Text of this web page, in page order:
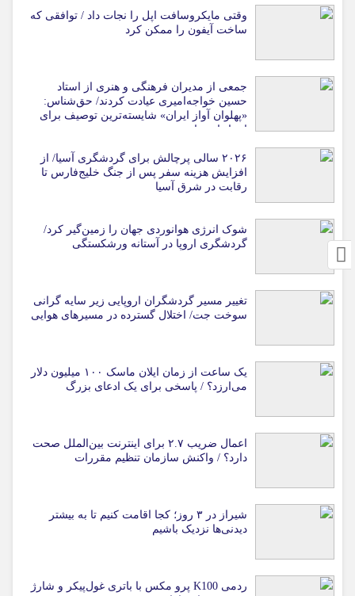
وقتی مایکروسافت اپل را نجات داد / توافقی که
ساخت آیفون را ممکن کرد
جمعی از مدیران فرهنگی و هنری از استاد
حسین خواجه‌امیری عیادت کردند/ حق‌شناس:
«پهلوان آواز ایران» شایسته‌ترین توصیف برای
استاد ایرج است
۲۰۲۶ سالی پرچالش برای گردشگری آسیا/ از
افزایش هزینه سفر پس از جنگ خلیج‌فارس تا
رقابت در شرق آسیا
شوک انرژی هوانوردی جهان را زمین‌گیر کرد/
گردشگری اروپا در آستانه ورشکستگی
تغییر مسیر گردشگران اروپایی زیر سایه گرانی
سوخت جت/ اختلال گسترده در مسیرهای هوایی
یک ساعت از زمان ایلان ماسک ۱۰۰ میلیون دلار
می‌ارزد؟ / پاسخی برای یک ادعای بزرگ
اعمال ضریب ۲.۷ برای اینترنت بین‌الملل صحت
دارد؟ / واکنش سازمان تنظیم مقررات
شیراز در ۳ روز؛ کجا اقامت کنیم تا به بیشتر
دیدنی‌ها نزدیک باشیم
ردمی K100 پرو مکس با باتری غول‌پیکر و شارژ